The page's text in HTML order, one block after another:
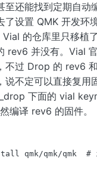
至还能找到定期自动
了设置 QMK 开发环
的仓库里只移植
rev6 并没有。Vial
不过 Drop 的 rev6
说不定可以直接复用
下面的 vial
编译 rev6 的固件。
qmk/qmk/qmk #